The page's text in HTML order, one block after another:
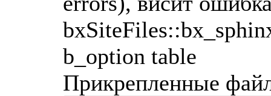
b_option table
Прикрепленные